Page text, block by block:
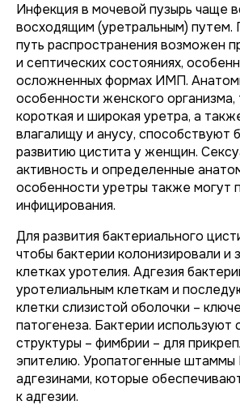
Инфекция в мочевой пузырь чаще
восходящим (уретральным) путем.
путь распространения возможен
и септических состояниях,
осложненных формах ИМП.
особенности женского организма,
короткая и широкая уретра, а
влагалищу и анусу, способствуют
развитию цистита у женщин.
активность и определенные
особенности уретры также могут
инфицирования.
Для развития бактериального
чтобы бактерии колонизировали и
клетках уротелия. Адгезия
уротелиальным клеткам и
клетки слизистой оболочки –
патогенеза. Бактерии используют
структуры – фимбрии – для
эпителию. Уропатогенные штаммы
адгезинами, которые
к адгезии.